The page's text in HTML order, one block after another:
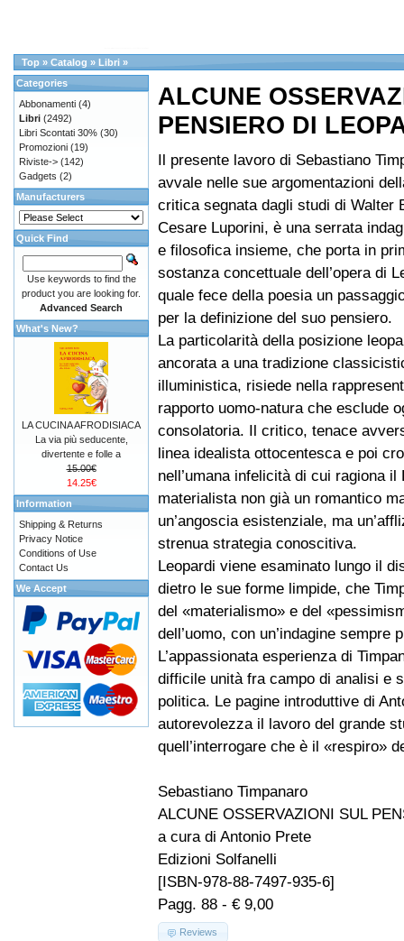
Top » Catalog » Libri »
ALCUNE
PENSIERO DI
Il presente lavoro di Sebastiano
avvale nelle sue argomentazioni
critica segnata dagli studi di Walter
Cesare Luporini, è una serrata
e filosofica insieme, che porta in
sostanza concettuale dell’opera di
quale fece della poesia un
per la definizione del suo pensiero.
La particolarità della posizione
ancorata a una tradizione
illuministica, risiede nella
rapporto uomo-natura che esclude
consolatoria. Il critico, tenace
linea idealista ottocentesca e poi
nell’umana infelicità di cui ragiona il
materialista non già un romantico
un’angoscia esistenziale, ma
strenua strategia conoscitiva.
Leopardi viene esaminato lungo il
dietro le sue forme limpide, che
del «materialismo» e del
dell’uomo, con un’indagine sempre
L’appassionata esperienza di
difficile unità fra campo di analisi e
politica. Le pagine introduttive di
autorevolezza il lavoro del grande
quell’interrogare che è il «respiro»
Sebastiano Timpanaro
ALCUNE OSSERVAZIONI SUL
a cura di Antonio Prete
Edizioni Solfanelli
[ISBN-978-88-7497-935-6]
Pagg. 88 - € 9,00
Reviews
Categories
Abbonamenti (4)
Libri (2492)
Libri Scontati 30% (30)
Promozioni (19)
Riviste-> (142)
Gadgets (2)
Manufacturers
Quick Find
Use keywords to find the
product you are looking for.
Advanced Search
What's New?
LA CUCINA AFRODISIACA
La via più seducente,
divertente e folle a
15.00€
14.25€
Information
Shipping & Returns
Privacy Notice
Conditions of Use
Contact Us
We Accept